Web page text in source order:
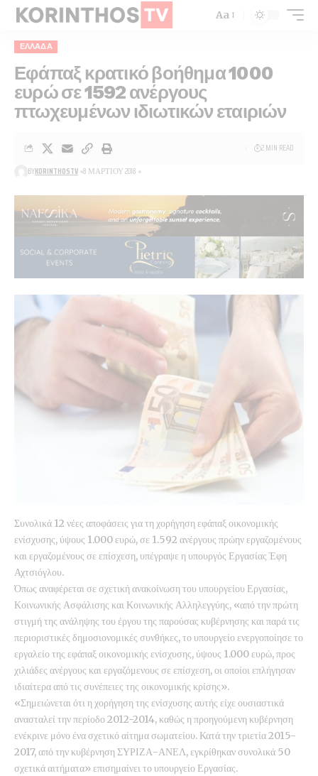
Aa
ΕΛΛΆΔΑ
Εφάπαξ κρατικό βοήθημα 1000
ευρώ σε 1592 ανέργους
πτωχευμένων ιδιωτικών εταιριών
BYKORINTHOSTV 8 ΜΑΡΤΊΟΥ 2018
2 MIN READ
Συνολικά 12 νέες αποφάσεις για τη χορήγηση εφάπαξ οικονομικής
ενίσχυσης, ύψους 1.000 ευρώ, σε 1.592 ανέργους πρώην εργαζομένους
και εργαζομένους σε επίσχεση, υπέγραψε η υπουργός Εργασίας Έφη
Αχτσιόγλου.
Όπως αναφέρεται σε σχετική ανακοίνωση του υπουργείου Εργασίας,
Κοινωνικής Ασφάλισης και Κοινωνικής Αλληλεγγύης, «από την πρώτη
στιγμή της ανάληψης του έργου της παρούσας κυβέρνησης και παρά τις
περιοριστικές δημοσιονομικές συνθήκες, το υπουργείο ενεργοποίησε το
εργαλείο της εφάπαξ οικονομικής ενίσχυσης, ύψους 1.000 ευρώ, προς
χιλιάδες ανέργους και εργαζόμενους σε επίσχεση, οι οποίοι επλήγησαν
ιδιαίτερα από τις συνέπειες της οικονομικής κρίσης».
«Σημειώνεται ότι η χορήγηση της ενίσχυσης αυτής είχε ουσιαστικά
ανασταλεί την περίοδο 2012-2014, καθώς η προηγούμενη κυβέρνηση
ενέκρινε μόνο ένα σχετικό αίτημα σωματείου. Κατά την τριετία 2015-
2017, από την κυβέρνηση ΣΥΡΙΖΑ-ΑΝΕΛ, εγκρίθηκαν συνολικά 50
σχετικά αιτήματα» επισημαίνει το υπουργείο Εργασίας.